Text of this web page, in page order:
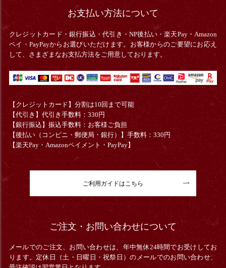
お支払い方法について
クレジットカード・銀行振込・代引き・NP後払い・楽天Pay・Amazon
ペイ・PayPayからお選びいただけます。お客様からのご要望にお応え
して、さまざまなお支払方法をご用意しております。
【クレジットカード】分割は10回まで可能
【代引き】代引き手数料：330円
【銀行振込】振込手数料：お客様ご負担
【後払い（コンビニ・郵便局・銀行）】手数料：330円
【楽天Pay・Amazonペイメント・PayPay】
ご利用ガイドはこちら
ご注文・お問い合わせについて
メールでのご注文、お問い合わせは、年中無休24時間でお受けしてお
ります。定休日（土・日曜日・祝祭日）のメールでのお問い合わせ、